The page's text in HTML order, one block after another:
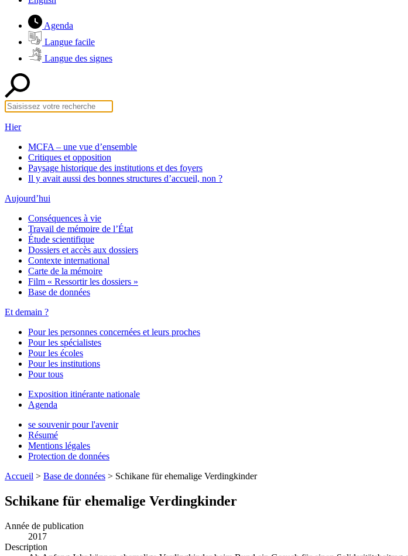
Agenda
Langue facile
Langue des signes
Hier
MCFA – une vue d’ensemble
Critiques et opposition
Paysage historique des institutions et des foyers
Il y avait aussi des bonnes structures d’accueil, non ?
Aujourd’hui
Conséquences à vie
Travail de mémoire de l’État
Étude scientifique
Dossiers et accès aux dossiers
Contexte international
Carte de la mémoire
Film « Ressortir les dossiers »
Base de données
Et demain ?
Pour les personnes concernées et leurs proches
Pour les spécialistes
Pour les écoles
Pour les institutions
Pour tous
Exposition itinérante nationale
Agenda
se souvenir pour l'avenir
Résumé
Mentions légales
Protection de données
Accueil > Base de données > Schikane für ehemalige Verdingkinder
Schikane für ehemalige Verdingkinder
Année de publication
2017
Description